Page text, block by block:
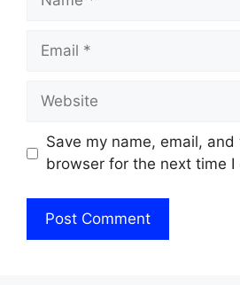
Email
Website
Save my name, email,
browser for the next time I